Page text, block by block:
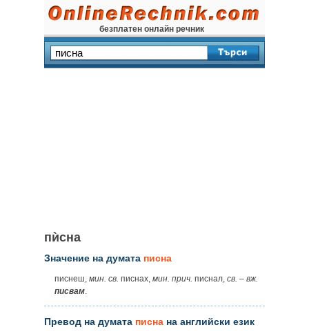
безплатен онлайн речник
пѝсна
Значение на думата писна
писнеш, мин. св. писнах, мин. прич. писнал, св. – вж.
писвам.
Превод на думата писна на английски език